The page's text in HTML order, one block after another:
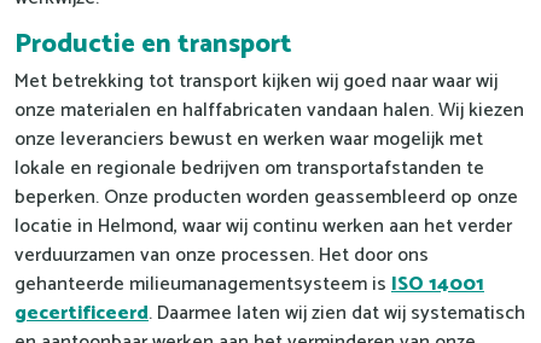
Productie en transport
Met betrekking tot transport kijken wij goed naar waar wij
onze materialen en halffabricaten vandaan halen. Wij kiezen
onze leveranciers bewust en werken waar mogelijk met
lokale en regionale bedrijven om transportafstanden te
beperken. Onze producten worden geassembleerd op onze
locatie in Helmond, waar wij continu werken aan het verder
verduurzamen van onze processen. Het door ons
gehanteerde milieumanagementsysteem isISO 14001
gecertificeerd. Daarmee laten wij zien dat wij systematisch